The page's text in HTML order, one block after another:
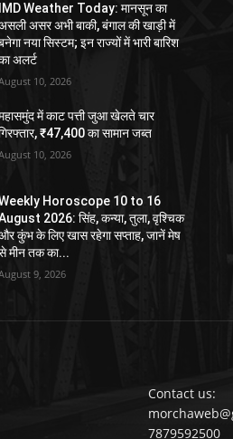
IMD Weather Today: मानसून का
असर अभी बाकी, बंगाल की खाड़ी में
नया सिस्टम; इन राज्यों में भारी बारिश
अलर्ट
10, 2026
में काट पत्ती जुआ खेलते चार
₹47,400 का सामान जब्त
10, 2026
Horoscope 10 to 16
2026: सिंह, कन्या, तुला, वृश्चिक
कुंभ के लिए खास रहेगा सप्ताह, जानें मेष
मीन तक का...
9, 2026
Contact us:
7879592500